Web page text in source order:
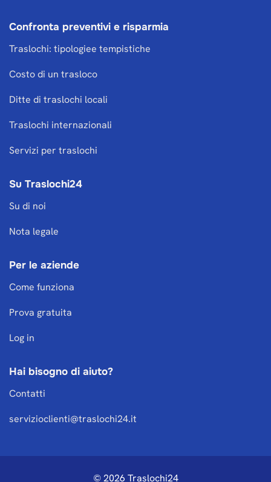
Confronta preventivi e risparmia
Traslochi: tipologiee tempistiche
Costo di un trasloco
Ditte di traslochi locali
Traslochi internazionali
Servizi per traslochi
Su Traslochi24
Su di noi
Nota legale
Per le aziende
Come funziona
Prova gratuita
Log in
Hai bisogno di aiuto?
Contatti
servizioclienti@traslochi24.it
© 2026 Traslochi24